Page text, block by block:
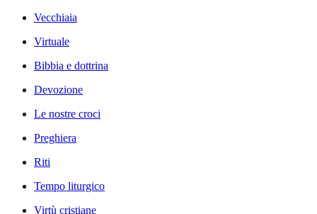
Vecchiaia
Virtuale
Bibbia e dottrina
Devozione
Le nostre croci
Preghiera
Riti
Tempo liturgico
Virtù cristiane